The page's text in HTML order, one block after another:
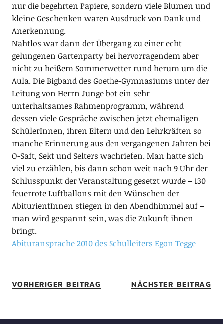
nur die begehrten Papiere, sondern viele Blumen und
kleine Geschenken waren Ausdruck von Dank und
Anerkennung.
Nahtlos war dann der Übergang zu einer echt
gelungenen Gartenparty bei hervorragendem aber
nicht zu heißem Sommerwetter rund herum um die
Aula. Die Bigband des Goethe-Gymnasiums unter der
Leitung von Herrn Junge bot ein sehr
unterhaltsames Rahmenprogramm, während
dessen viele Gespräche zwischen jetzt ehemaligen
SchülerInnen, ihren Eltern und den Lehrkräften so
manche Erinnerung aus den vergangenen Jahren bei
O-Saft, Sekt und Selters wachriefen. Man hatte sich
viel zu erzählen, bis dann schon weit nach 9 Uhr der
Schlusspunkt der Veranstaltung gesetzt wurde – 130
feuerrote Luftballons mit den Wünschen der
AbiturientInnen stiegen in den Abendhimmel auf –
man wird gespannt sein, was die Zukunft ihnen
bringt.
Abituransprache 2010 des Schulleiters Egon Tegge
VORHERIGER BEITRAG NÄCHSTER BEITRAG